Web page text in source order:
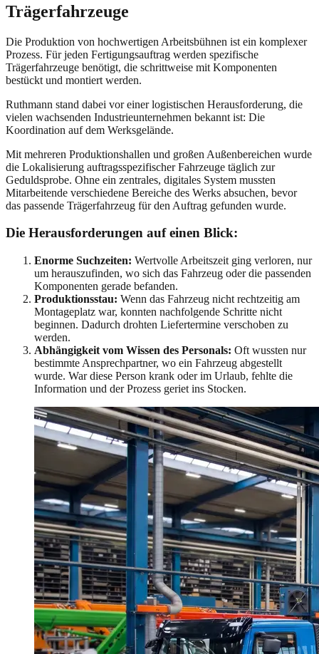
Trägerfahrzeuge
Die Produktion von hochwertigen Arbeitsbühnen ist ein komplexer
Prozess. Für jeden Fertigungsauftrag werden spezifische
Trägerfahrzeuge benötigt, die schrittweise mit Komponenten
bestückt und montiert werden.
Ruthmann stand dabei vor einer logistischen Herausforderung, die
vielen wachsenden Industrieunternehmen bekannt ist: Die
Koordination auf dem Werksgelände.
Mit mehreren Produktionshallen und großen Außenbereichen wurde
die Lokalisierung auftragsspezifischer Fahrzeuge täglich zur
Geduldsprobe. Ohne ein zentrales, digitales System mussten
Mitarbeitende verschiedene Bereiche des Werks absuchen, bevor
das passende Trägerfahrzeug für den Auftrag gefunden wurde.
Die Herausforderungen auf einen Blick:
Enorme Suchzeiten: Wertvolle Arbeitszeit ging verloren, nur
um herauszufinden, wo sich das Fahrzeug oder die passenden
Komponenten gerade befanden.
Produktionsstau: Wenn das Fahrzeug nicht rechtzeitig am
Montageplatz war, konnten nachfolgende Schritte nicht
beginnen. Dadurch drohten Liefertermine verschoben zu
werden.
Abhängigkeit vom Wissen des Personals: Oft wussten nur
bestimmte Ansprechpartner, wo ein Fahrzeug abgestellt
wurde. War diese Person krank oder im Urlaub, fehlte die
Information und der Prozess geriet ins Stocken.